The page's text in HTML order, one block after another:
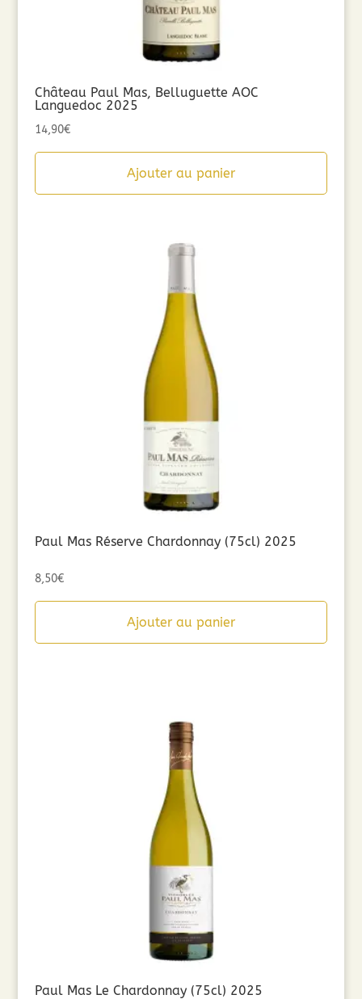
Château Paul Mas, Belluguette AOC
Languedoc 2025
14,90€
Ajouter au panier
Paul Mas Réserve Chardonnay (75cl) 2025
8,50€
Ajouter au panier
Paul Mas Le Chardonnay (75cl) 2025